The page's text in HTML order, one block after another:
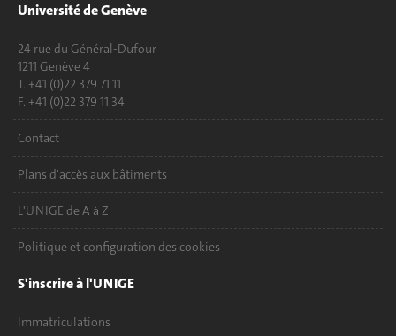
Université de Genève
24 rue du Général-Dufour
1211 Genève 4
T. +41 (0)22 379 71 11
F. +41 (0)22 379 11 34
Contact
Plans d'accès aux bâtiments
L'UNIGE de A à Z
Politique et configuration des cookies
S'inscrire à l'UNIGE
Immatriculations